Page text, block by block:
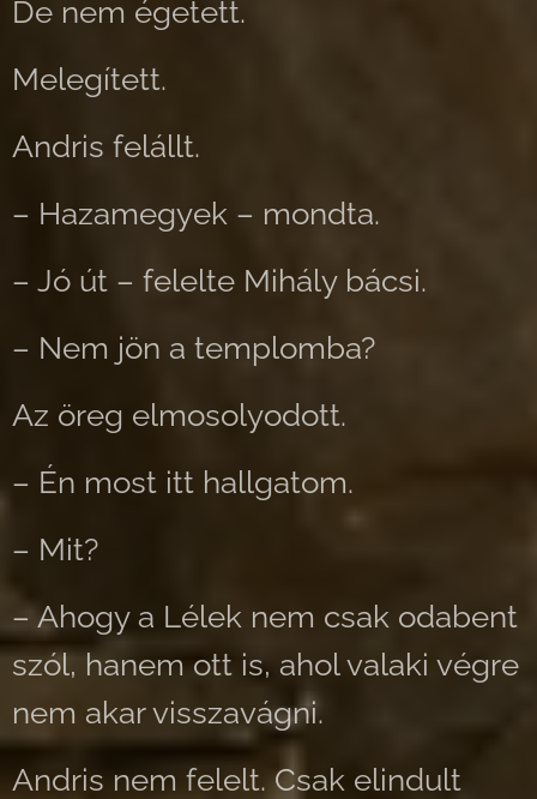
De nem égetett.
Melegített.
Andris felállt.
– Hazamegyek – mondta.
– Jó út – felelte Mihály bácsi.
– Nem jön a templomba?
Az öreg elmosolyodott.
– Én most itt hallgatom.
– Mit?
– Ahogy a Lélek nem csak odabent
szól, hanem ott is, ahol valaki végre
nem akar visszavágni.
Andris nem felelt. Csak elindult